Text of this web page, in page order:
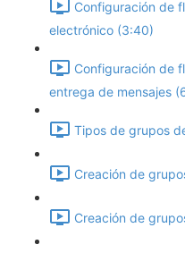
Configuración de
electrónico (3:40)
Configuración de
entrega de mensajes
Tipos de grupos
Creación de
Creación de